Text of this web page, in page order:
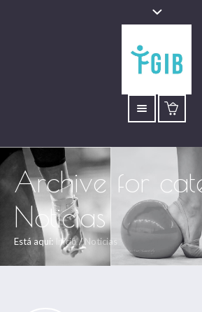
Archive for
Noticias
Está aquí: Inicio/Noticias